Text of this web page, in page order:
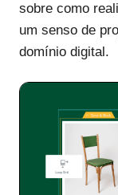
sobre como
um senso de
domínio digital.